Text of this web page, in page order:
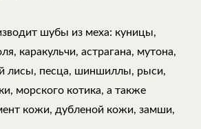
шубы из меха: куницы,
каракульчи, астрагана, мутона,
лисы, песца, шиншиллы, рыси,
морского котика, а также
кожи, дубленой кожи, замши,